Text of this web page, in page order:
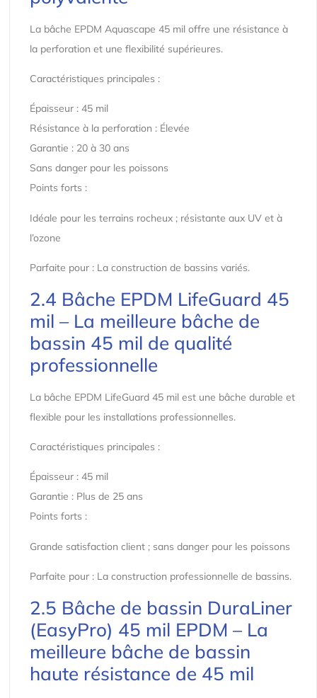
La bâche EPDM Aquascape 45 mil offre une résistance à
la perforation et une flexibilité supérieures.
Caractéristiques principales :
Épaisseur : 45 mil
Résistance à la perforation : Élevée
Garantie : 20 à 30 ans
Sans danger pour les poissons
Points forts :
Idéale pour les terrains rocheux ; résistante aux UV et à
l’ozone
Parfaite pour : La construction de bassins variés.
2.4 Bâche EPDM LifeGuard 45
mil – La meilleure bâche de
bassin 45 mil de qualité
professionnelle
La bâche EPDM LifeGuard 45 mil est une bâche durable et
flexible pour les installations professionnelles.
Caractéristiques principales :
Épaisseur : 45 mil
Garantie : Plus de 25 ans
Points forts :
Grande satisfaction client ; sans danger pour les poissons
Parfaite pour : La construction professionnelle de bassins.
2.5 Bâche de bassin DuraLiner
(EasyPro) 45 mil EPDM – La
meilleure bâche de bassin
haute résistance de 45 mil